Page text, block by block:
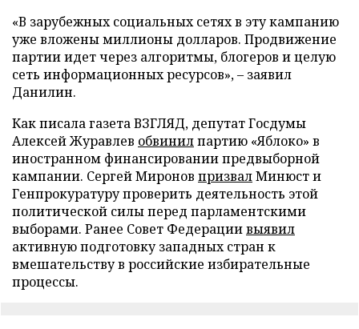
«В зарубежных социальных сетях в эту кампанию
уже вложены миллионы долларов. Продвижение
партии идет через алгоритмы, блогеров и целую
сеть информационных ресурсов», – заявил
Данилин.
Как писала газета ВЗГЛЯД, депутат Госдумы
Алексей Журавлев обвинилпартию «Яблоко» в
иностранном финансировании предвыборной
кампании. Сергей Миронов призвалМинюст и
Генпрокуратуру проверить деятельность этой
политической силы перед парламентскими
выборами. Ранее Совет Федерациивыявил
активную подготовку западных стран к
вмешательству в российские избирательные
процессы.